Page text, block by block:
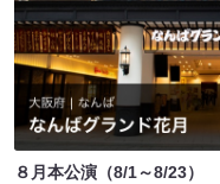
８月本公演（8/1～8/23）